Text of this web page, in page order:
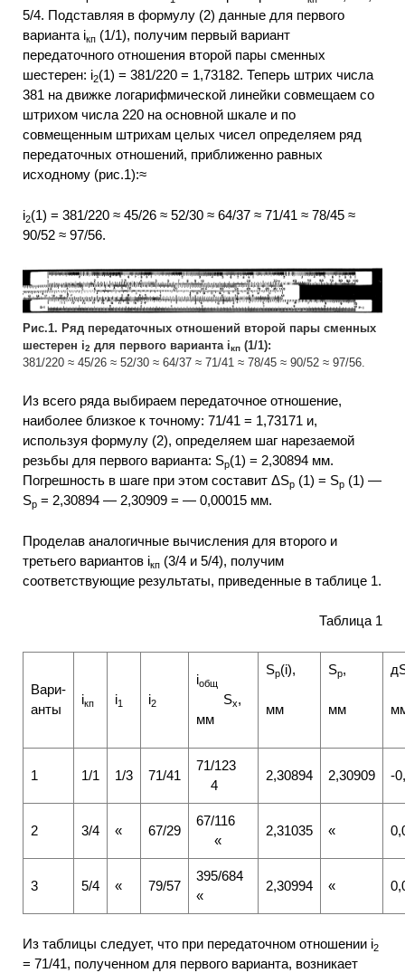
5/4. Подставляя в формулу (2) данные для первого
варианта iкп (1/1), получим первый вариант
передаточного отношения второй пары сменных
шестерен: i2(1) = 381/220 = 1,73182. Теперь штрих числа
381 на движке логарифмической линейки совмещаем со
штрихом числа 220 на основной шкале и по
совмещенным штрихам целых чисел определяем ряд
передаточных отношений, приближенно равных
исходному (рис.1):≈
i2(1) = 381/220 ≈ 45/26 ≈ 52/30 ≈ 64/37 ≈ 71/41 ≈ 78/45 ≈
90/52 ≈ 97/56.
Рис.1. Ряд передаточных отношений второй пары сменных
шестерен i2 для первого варианта iкп (1/1):
381/220 ≈ 45/26 ≈ 52/30 ≈ 64/37 ≈ 71/41 ≈ 78/45 ≈ 90/52 ≈ 97/56.
Из всего ряда выбираем передаточное отношение,
наиболее близкое к точному: 71/41 = 1,73171 и,
используя формулу (2), определяем шаг нарезаемой
резьбы для первого варианта: Sp(1) = 2,30894 мм.
Погрешность в шаге при этом составит ΔSр (1) = Sр (1) —
Sр = 2,30894 — 2,30909 = — 0,00015 мм.
Проделав аналогичные вычисления для второго и
третьего вариантов iкп (3/4 и 5/4), получим
соответствующие результаты, приведенные в таблице 1.
Таблица 1
Вари­
анты
ікп і1 і2
іобщ
Sx,
мм
Sp(i),
мм
Sp,
мм
1 1/1 1/3 71/41
71/123
4
2,30894 2,30909 -
2 3/4 « 67/29
67/116
«
2,31035 «
3 5/4 « 79/57
395/684
«
2,30994 «
Из таблицы следует, что при передаточном отношении i2
= 71/41, полученном для первого варианта, возникает